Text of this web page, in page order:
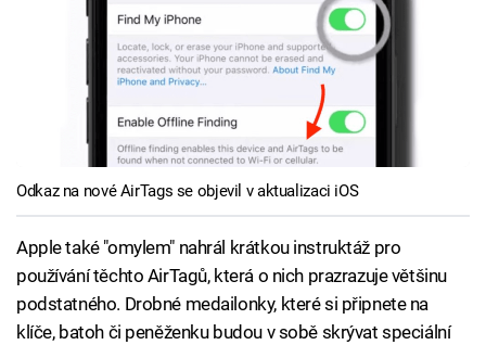
Odkaz na nové AirTags se objevil v aktualizaci iOS
Apple také "omylem" nahrál krátkou instruktáž pro
používání těchto AirTagů, která o nich prazrazuje většinu
podstatného. Drobné medailonky, které si připnete na
klíče, batoh či peněženku budou v sobě skrývat speciální